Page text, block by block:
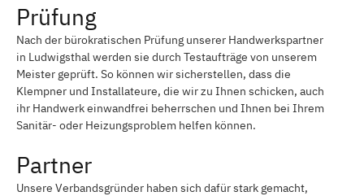
Prüfung
Nach der bürokratischen Prüfung unserer Handwerkspartner
in Ludwigsthal werden sie durch Testaufträge von unserem
Meister geprüft. So können wir sicherstellen, dass die
Klempner und Installateure, die wir zu Ihnen schicken, auch
ihr Handwerk einwandfrei beherrschen und Ihnen bei Ihrem
Sanitär- oder Heizungsproblem helfen können.
Partner
Unsere Verbandsgründer haben sich dafür stark gemacht,